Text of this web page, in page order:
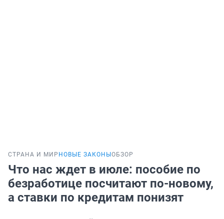
СТРАНА И МИР НОВЫЕ ЗАКОНЫ ОБЗОР
Что нас ждет в июле: пособие по
безработице посчитают по-новому,
а ставки по кредитам понизят